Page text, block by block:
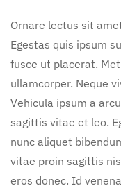
Ornare lectus sit
Egestas quis ipsum
fusce ut placerat.
ullamcorper. Neque
Vehicula ipsum a
sagittis vitae et leo.
nunc aliquet
vitae proin sagittis
eros donec. Id